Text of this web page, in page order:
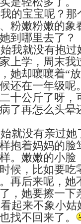
的宝宝呢？
粉嫩粉嫩的象
到哪里去了？
我就没有抱
上学，周末我
她却嚷嚷着“
还在一年级呢
十公斤了呀，
了再怎么头晕
就没有亲过
抱着妈妈的脸
。嫩嫩的小脸
候，比如要吃
再后来呢，她
，她要擦一下
起来不象小
找不回来了。